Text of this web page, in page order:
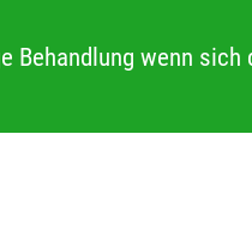
wenn sich